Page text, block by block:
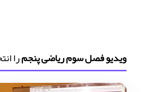
ویدیو فصل سوم ریاضی پنجمرا